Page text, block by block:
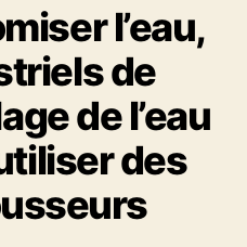
l’eau,
de
de l’eau
des